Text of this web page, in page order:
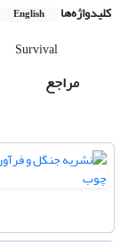
کلیدواژه‌ها English
Survival
مراجع